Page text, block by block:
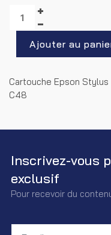
Cartouche Epson Stylus
C48
Inscrivez-vous
exclusif
Pour recevoir du